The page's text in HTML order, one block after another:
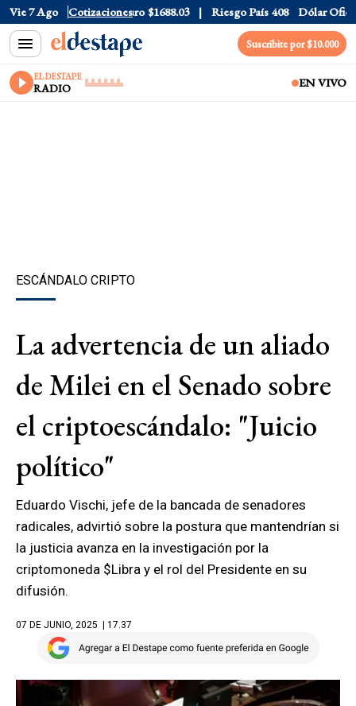
Vie 7 Ago Cotizaciones
CCL $1574.6 Euro $1688.03 Riesgo País 408 Dólar Oficial
Suscribite por $10.000
EL DESTAPE
RADIO EN VIVO
ESCÁNDALO CRIPTO
La advertencia de un aliado
de Milei en el Senado sobre
el criptoescándalo: "Juicio
político"
Eduardo Vischi, jefe de la bancada de senadores
radicales, advirtió sobre la postura que mantendrían si
la justicia avanza en la investigación por la
criptomoneda $Libra y el rol del Presidente en su
difusión.
07 DE JUNIO, 2025 | 17.37